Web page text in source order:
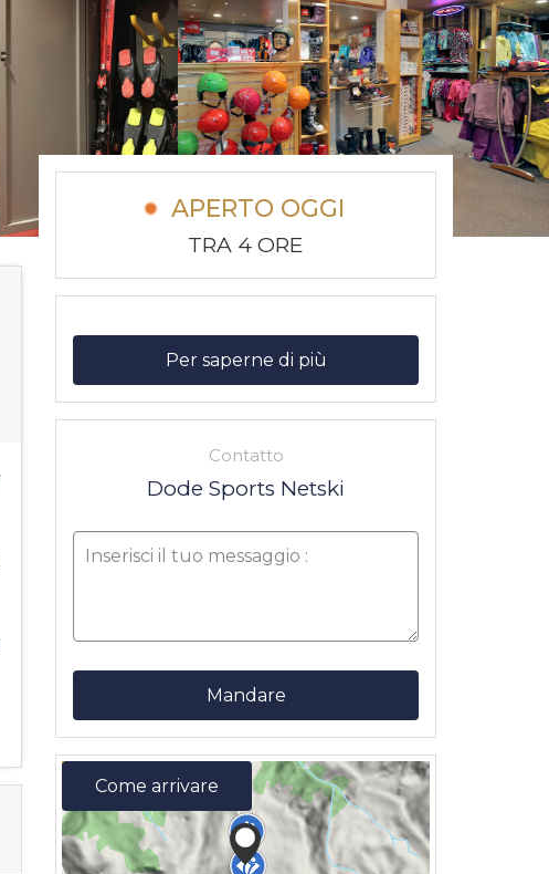
APERTO OGGI
TRA 4 ORE
Per saperne di più
Contatto
Dode Sports Netski
Mandare
Come arrivare